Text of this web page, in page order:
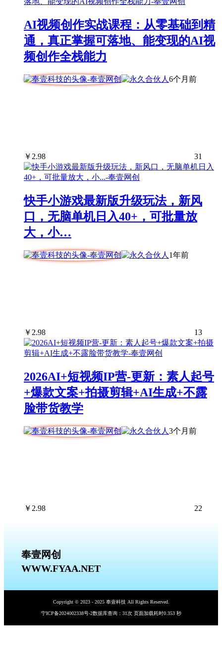
AI视频创作实战课程：从零基础到精
通，真正掌握可落地、能变现的AI视
频创作全栈能力
6个月前
￥ 2.98 31
快手小游戏最新版升级玩法，新风
口，无脑单机日入40+，可批量放
大，小…
1年前
￥ 2.98 13
2026AI+短视频IP营-更新：素人起号
+爆款文案+拍摄剪辑+AI生成+不露
脸带货教学
3个月前
￥ 2.98 22
奉壹网创
WWW.FYAA.NET
Copyright © 2023 - 2025 奉壹科技 All Rights Reserved.
宁ICP备2024002338号-2数据库查询：31次 页面加载耗时0.353 秒